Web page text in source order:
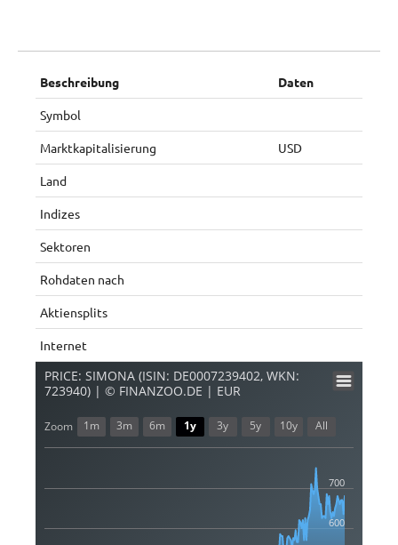
Beschreibung Daten
Symbol
Marktkapitalisierung USD
Land
Indizes
Sektoren
Rohdaten nach
Aktiensplits
Internet
PRICE: SIMONA (ISIN: DE0007239402, WKN:
723940) | © FINANZOO.DE | EUR
600
700
Zoom 1m 3m 6m 1y 3y 5y 10y All